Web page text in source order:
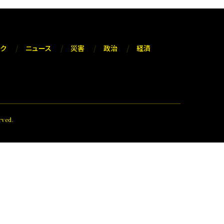
ニュース 災害 政治 経済